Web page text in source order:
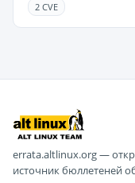
2 CVE
errata.altlinux.org —
источник бюллетеней